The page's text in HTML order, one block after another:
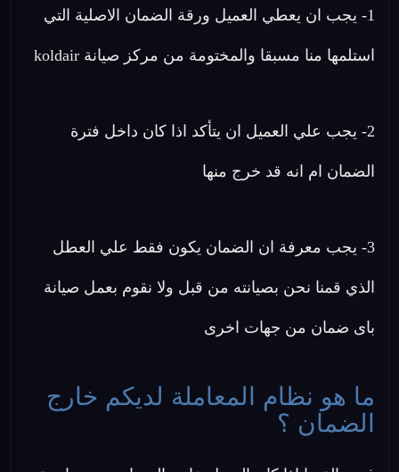
1- يجب ان يعطي العميل ورقة الضمان الاصلية التي
استلمها منا مسبقا والمختومة من مركز صيانة koldair
2- يجب علي العميل ان يتأكد اذا كان داخل فترة
الضمان ام انه قد خرج منها
3- يجب معرفة ان الضمان يكون فقط علي العطل
الذي قمنا نحن بصيانته من قبل ولا نقوم بعمل صيانة
باى ضمان من جهات اخرى
ما هو نظام المعاملة لديكم خارج
الضمان ؟